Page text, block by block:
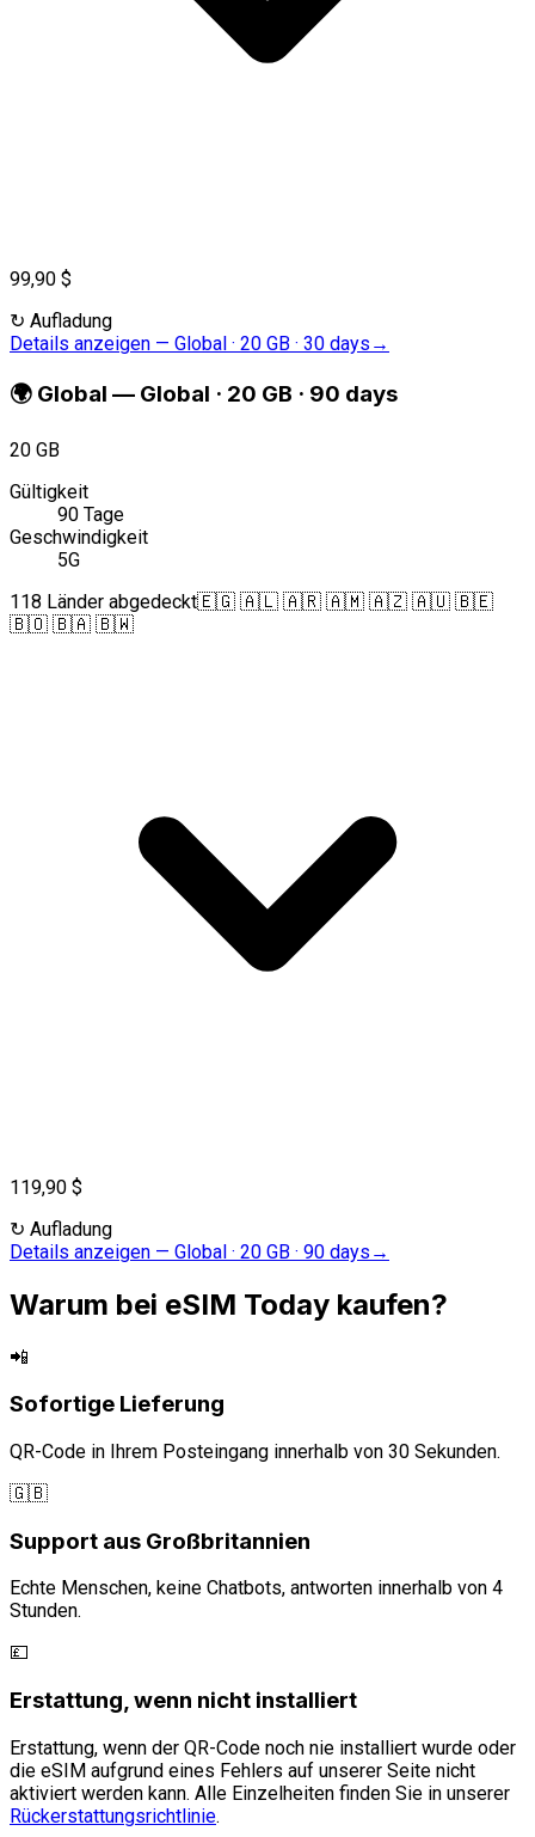
99,90 $
↻ Aufladung
Details anzeigen — Global · 20 GB · 30 days →
🌍 Global — Global · 20 GB · 90 days
20 GB
Gültigkeit
90 Tage
Geschwindigkeit
5G
118 Länder abgedeckt🇪🇬 🇦🇱 🇦🇷 🇦🇲 🇦🇿 🇦🇺 🇧🇪
🇧🇴 🇧🇦 🇧🇼
119,90 $
↻ Aufladung
Details anzeigen — Global · 20 GB · 90 days →
Warum bei eSIM Today kaufen?
📲
Sofortige Lieferung
QR-Code in Ihrem Posteingang innerhalb von 30 Sekunden.
🇬🇧
Support aus Großbritannien
Echte Menschen, keine Chatbots, antworten innerhalb von 4
Stunden.
💷
Erstattung, wenn nicht installiert
Erstattung, wenn der QR-Code noch nie installiert wurde oder
die eSIM aufgrund eines Fehlers auf unserer Seite nicht
aktiviert werden kann. Alle Einzelheiten finden Sie in unserer
Rückerstattungsrichtlinie.